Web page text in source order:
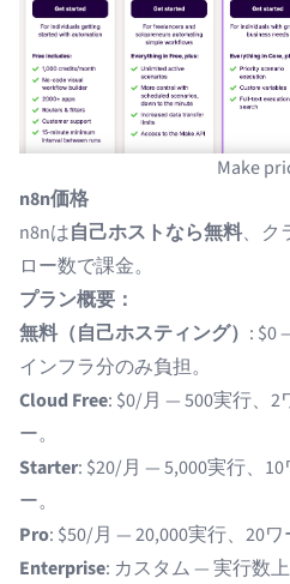
Make
n8n価格
n8nは自己ホストなら無料、ク
ロー数で課金。
プラン概要：
無料（自己ホスティング） : $0
インフラ分のみ負担。
Cloud Free: $0/月 — 500実行、
ー。
Starter: $20/月 — 5,000実行、
ー。
Pro: $50/月 — 20,000実行、20
Enterprise: カスタム — 実行数